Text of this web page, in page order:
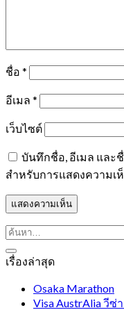
ชื่อ *
อีเมล *
เว็บไซต์
บันทึกชื่อ, อีเมล และ
สำหรับการแสดงความเ
เรื่องล่าสุด
Osaka Marathon
Visa AustrAlia วีซ่